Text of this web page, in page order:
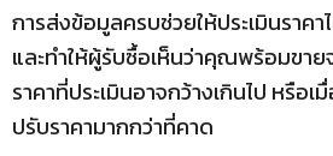
การส่งข้อมูลครบช่วยให้ประเมินราคา
และทำให้ผู้รับซื้อเห็นว่าคุณพร้อมขา
ราคาที่ประเมินอาจกว้างเกินไป หรือ
ปรับราคามากกว่าที่คาด